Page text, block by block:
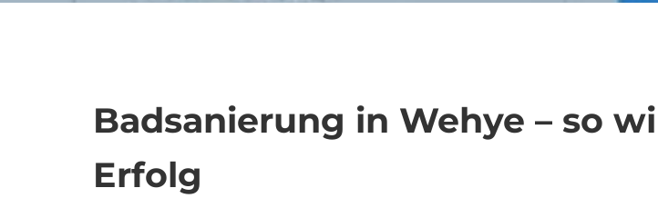
Badsanierung in Wehye – so
Erfolg